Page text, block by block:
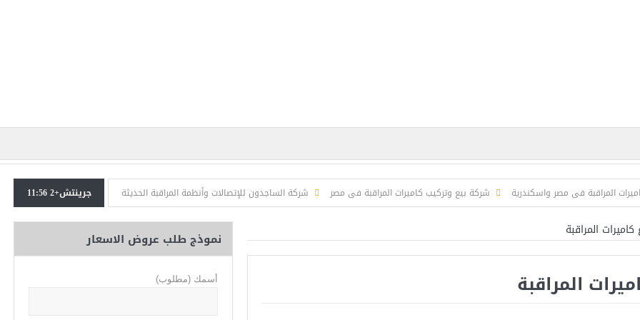
المراقبة فى مصر واسكندرية شركة بيع وتركيب كاميرات المراقبة فى مصر شركة الساجدون للإتصالات وأنظمة المراقبة الحديثة
شركات كاميرات مراقبة فى
جرينتش+2 11:56
كاميرات المراقبة
المراقبة
نموذج طلب عروض الاسعار
أسمك (مطلوب)